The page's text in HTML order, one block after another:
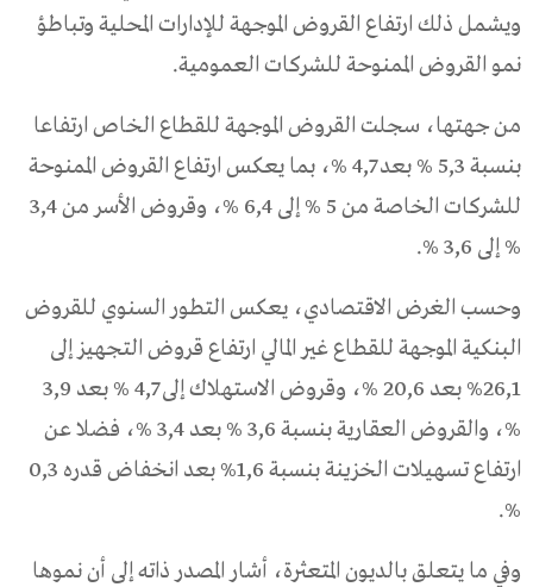
ويشمل ذلك ارتفاع القروض الموجهة للإدارات المحلية وتباطؤ
نمو القروض الممنوحة للشركات العمومية.
من جهتها، سجلت القروض الموجهة للقطاع الخاص ارتفاعا
بنسبة 5,3 % بعد 4,7 %، بما يعكس ارتفاع القروض الممنوحة
للشركات الخاصة من 5 % إلى 6,4 %، وقروض الأسر من 3,4
% إلى 3,6 %.
وحسب الغرض الاقتصادي، يعكس التطور السنوي للقروض
البنكية الموجهة للقطاع غير المالي ارتفاع قروض التجهيز إلى
26,1% بعد 20,6 %، وقروض الاستهلاك إلى 4,7 % بعد 3,9
%، والقروض العقارية بنسبة 3,6 % بعد 3,4 %، فضلا عن
ارتفاع تسهيلات الخزينة بنسبة 1,6% بعد انخفاض قدره 0,3
%.
وفي ما يتعلق بالديون المتعثرة، أشار المصدر ذاته إلى أن نموها